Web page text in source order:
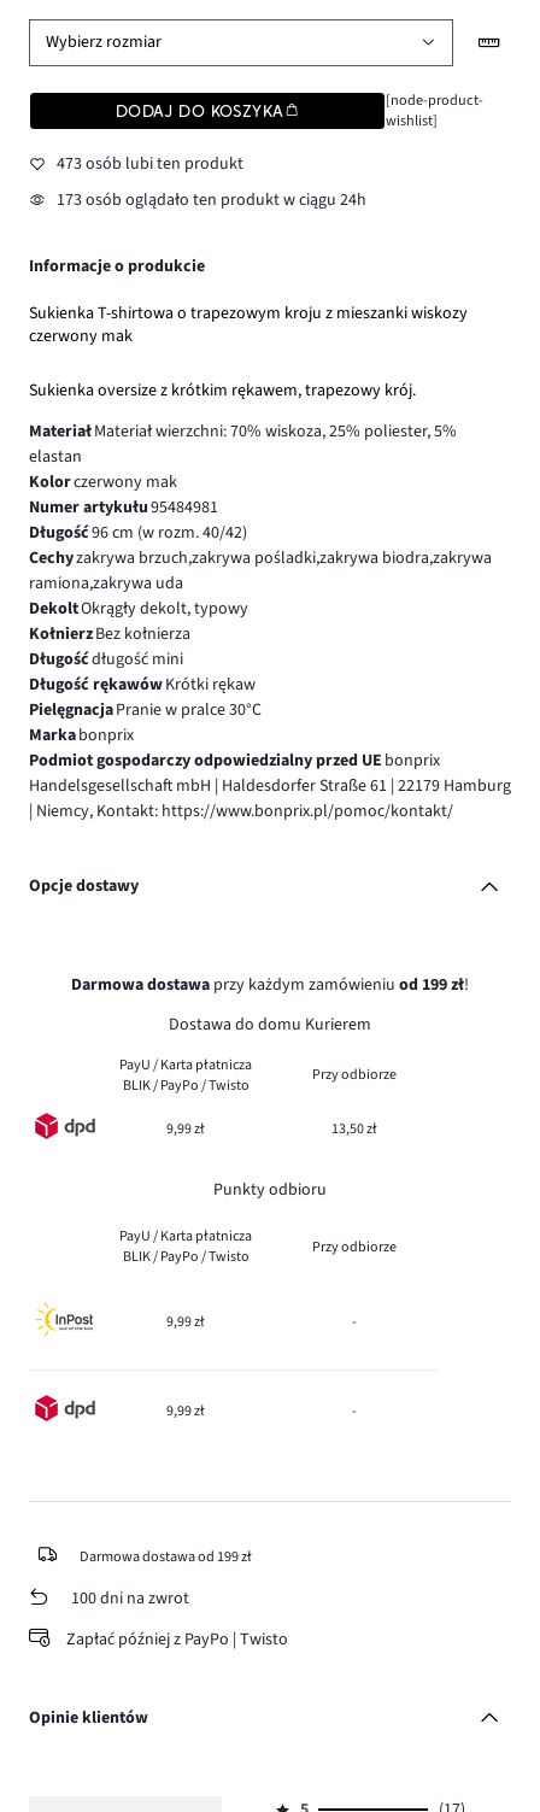
Wybierz rozmiar
DODAJ DO KOSZYKA
[node-product-
wishlist]
473 osób lubi ten produkt
173 osób oglądało ten produkt w ciągu 24h
Informacje o produkcie
Sukienka T-shirtowa o trapezowym kroju z mieszanki wiskozy
czerwony mak
Sukienka oversize z krótkim rękawem, trapezowy krój.
MateriałMateriał wierzchni: 70% wiskoza, 25% poliester, 5%
elastan
Kolorczerwony mak
Numer artykułu95484981
Długość96 cm (w rozm. 40/42)
Cechyzakrywa brzuch,zakrywa pośladki,zakrywa biodra,zakrywa
ramiona,zakrywa uda
DekoltOkrągły dekolt, typowy
KołnierzBez kołnierza
Długośćdługość mini
Długość rękawówKrótki rękaw
PielęgnacjaPranie w pralce 30°C
Markabonprix
Podmiot gospodarczy odpowiedzialny przed UE bonprix
Handelsgesellschaft mbH | Haldesdorfer Straße 61 | 22179 Hamburg
| Niemcy, Kontakt: https://www.bonprix.pl/pomoc/kontakt/
Opcje dostawy
Darmowa dostawa przy każdym zamówieniu od 199 zł!
Dostawa do domu Kurierem
PayU / Karta płatnicza
BLIK / PayPo / Twisto
Przy odbiorze
9,99 zł 13,50 zł
Punkty odbioru
PayU / Karta płatnicza
BLIK / PayPo / Twisto
Przy odbiorze
9,99 zł -
9,99 zł -
Darmowa dostawa od 199 zł
100 dni na zwrot
Zapłać później z PayPo | Twisto
Opinie klientów